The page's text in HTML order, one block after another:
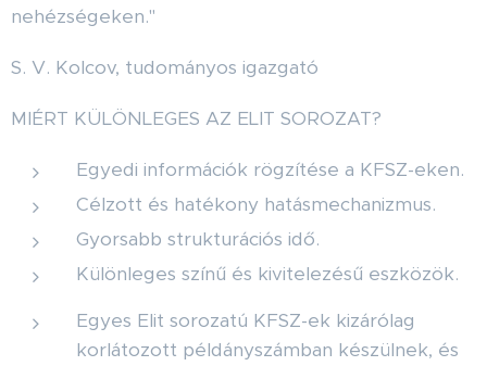
nehézségeken."
S. V. Kolcov, tudományos igazgató
MIÉRT KÜLÖNLEGES AZ ELIT SOROZAT?
Egyedi információk rögzítése a KFSZ-eken.
Célzott és hatékony hatásmechanizmus.
Gyorsabb strukturációs idő.
Különleges színű és kivitelezésű eszközök.
Egyes Elit sorozatú KFSZ-ek kizárólag
korlátozott példányszámban készülnek, és